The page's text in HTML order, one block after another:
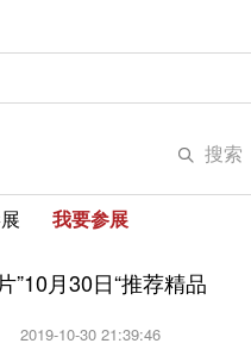
搜索
我要参展
”10月30日“推荐精品
2019-10-30 21:39:46